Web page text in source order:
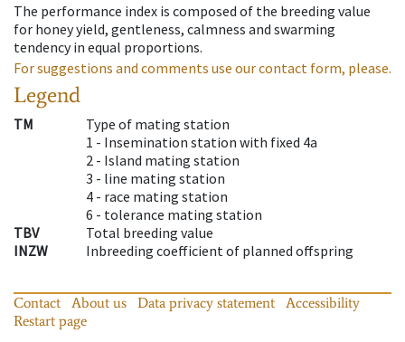
The performance index is composed of the breeding value
for honey yield, gentleness, calmness and swarming
tendency in equal proportions.
For suggestions and comments use our contact form, please.
Legend
TM
Type of mating station
1 - Insemination station with fixed 4a
2 - Island mating station
3 - line mating station
4 - race mating station
6 - tolerance mating station
TBV
Total breeding value
INZW
Inbreeding coefficient of planned offspring
Contact About us Data privacy statement
Accessibility
Restart page